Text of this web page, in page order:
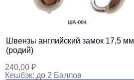
Швензы английский замок 17,5 мм
(родий)
240,00 ₽
Кешбэк: до 2 Баллов